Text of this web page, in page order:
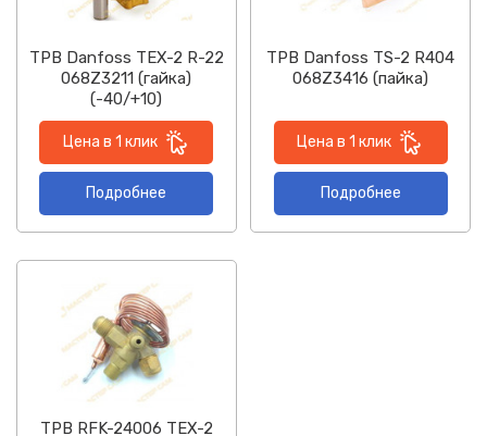
ТРВ Danfoss TEX-2 R-22
068Z3211 (гайка)
(-40/+10)
Цена в 1 клик
Подробнее
ТРВ Danfoss TS-2 R404
068Z3416 (пайка)
Цена в 1 клик
Подробнее
ТРВ RFK-24006 TEX-2